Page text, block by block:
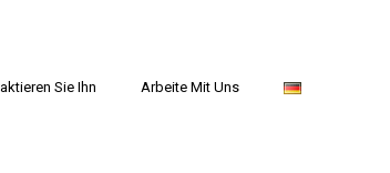
Sie Ihn Arbeite Mit Uns